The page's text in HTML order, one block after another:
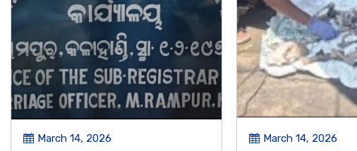
March 14, 2026 March 8, 2026